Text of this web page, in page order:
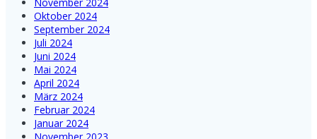
Oktober 2024
September 2024
Juli 2024
Juni 2024
Mai 2024
April 2024
März 2024
Februar 2024
Januar 2024